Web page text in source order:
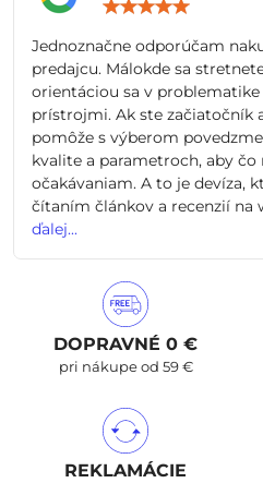
5
Jednoznačne odporúčam
predajcu. Málokde sa
orientáciou sa v
prístrojmi. Ak ste začiatočník
pomôže s výberom
kvalite a parametroch, aby čo
očakávaniam. A to je devíza,
čítaním článkov a recenzií na
ďalej...
DOPRAVNÉ 0 €
pri nákupe od 59 €
REKLAMÁCIE